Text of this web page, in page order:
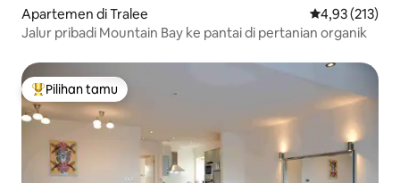
Apartemen di Tralee Nilai rata-rata
4,93 (213)
Jalur pribadi Mountain Bay ke pantai di pertanian organik
Pilihan tamu terpopuler
Pilihan tamu